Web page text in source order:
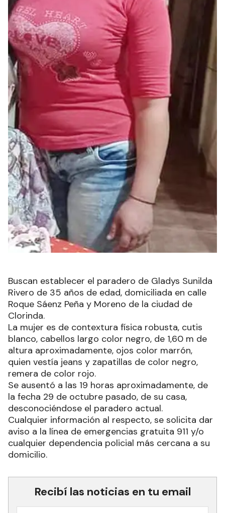
Buscan establecer el paradero de Gladys Sunilda
Rivero de 35 años de edad, domiciliada en calle
Roque Sáenz Peña y Moreno de la ciudad de
Clorinda.
La mujer es de contextura física robusta, cutis
blanco, cabellos largo color negro, de 1,60 m de
altura aproximadamente, ojos color marrón,
quien vestía jeans y zapatillas de color negro,
remera de color rojo.
Se ausentó a las 19 horas aproximadamente, de
la fecha 29 de octubre pasado, de su casa,
desconociéndose el paradero actual.
Cualquier información al respecto, se solicita dar
aviso a la línea de emergencias gratuita 911 y/o
cualquier dependencia policial más cercana a su
domicilio.
Recibí las noticias en tu email